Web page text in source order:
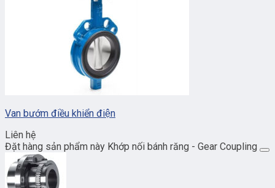
Van bướm điều khiển điện
Liên hệ
Đặt hàng sản phẩm này Khớp nối bánh răng - Gear Coupling